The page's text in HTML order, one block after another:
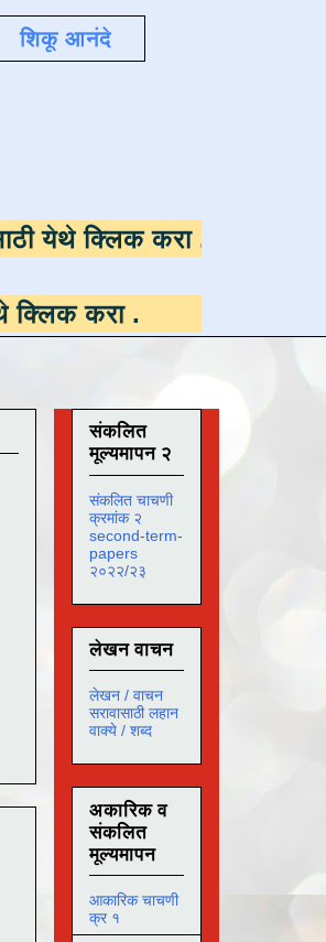
शिकू आनंदे
करण्यासाठी येथे क्लिक करा
.
संकलित
मूल्यमापन २
संकलित चाचणी
क्रमांक २
second-term-
papers
२०२२/२३
लेखन वाचन
लेखन / वाचन
सरावासाठी लहान
वाक्ये / शब्द
अकारिक व
संकलित
मूल्यमापन
आकारिक चाचणी
क्र १